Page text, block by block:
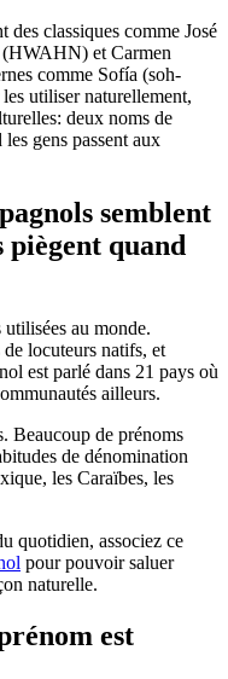
des classiques comme José
et Carmen
comme Sofía (soh-
utiliser naturellement,
deux noms de
gens passent aux
semblent
quand
au monde.
locuteurs natifs, et
est parlé dans 21 pays où
ailleurs.
Beaucoup de prénoms
de dénomination
les Caraïbes, les
quotidien, associez ce
pour pouvoir saluer
naturelle.
est